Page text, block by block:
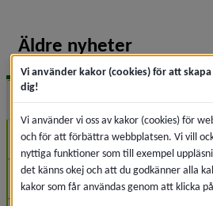
Äldre nyheter
2026
Augusti (4)
Juli (1)
Vi använder kakor (cookies) för att
dig!
Vi använder vi oss av kakor (cookies) för
och för att förbättra webbplatsen. Vi vill
nyttiga funktioner som till exempel
det känns okej och att du godkänner alla
kakor som får användas genom att klicka